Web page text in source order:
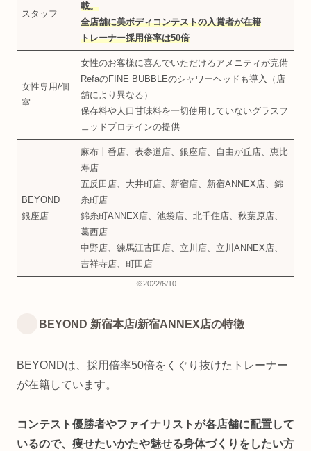
スタッフ
載。
全店舗に美ボディコンテストの入賞者が在籍
トレーナー採用倍率は50倍
女性専用/個
室
女性のお客様に喜んでいただけるアメニティが完備
RefaのFINE BUBBLEのシャワーヘッドも導入（店
舗により異なる）
保存料や人口甘味料を一切使用していないグラスフ
ェッドプロテインの提供
BEYOND
銀座店
麻布十番店、表参道店、銀座店、自由が丘店、恵比
寿店
五反田店、大井町店、新宿店、新宿ANNEX店、錦
糸町店
錦糸町ANNEX店、池袋店、北千住店、秋葉原店、
葛西店
中野店、練馬江古田店、立川店、立川ANNEX店、
吉祥寺店、町田店
※2022/6/10
BEYOND 新宿本店/新宿ANNEX店の特徴
BEYONDは、採用倍率50倍をくぐり抜けたトレーナー
が在籍しています。
コンテスト優勝者やファイナリストが各店舗に配置して
いるので、痩せたいかたや魅せる身体づくりをしたい方